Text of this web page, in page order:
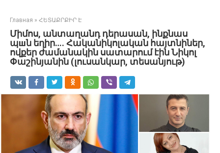
Главная » ՀԵՏԱՔՐՔԻՐ Է
Միմոս, անտաղանդ դերասան, ինքնաս
պшն եղիր…. Հականիկոլական հայտնիներ,
ովքեր ժամանակին սատարում էին Նիկոլ
Փաշինյանին (լուսանկար, տեսանյութ)